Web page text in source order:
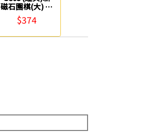
磁石圍棋(大) 大
富翁
$374